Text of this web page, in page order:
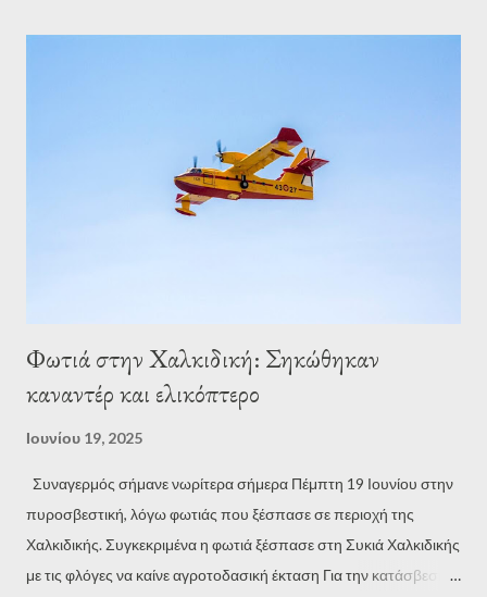
Φωτιά στην Χαλκιδική: Σηκώθηκαν
καναντέρ και ελικόπτερο
Ιουνίου 19, 2025
Συναγερμός σήμανε νωρίτερα σήμερα Πέμπτη 19 Ιουνίου στην
πυροσβεστική, λόγω φωτιάς που ξέσπασε σε περιοχή της
Χαλκιδικής. Συγκεκριμένα η φωτιά ξέσπασε στη Συκιά Χαλκιδικής
με τις φλόγες να καίνε αγροτοδασική έκταση Για την κατάσβεσή